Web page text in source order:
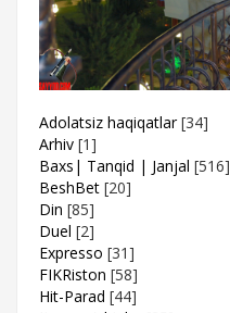
Adolatsiz haqiqatlar [34]
Arhiv [1]
Baxs| Tanqid | Janjal [516]
BeshBet [20]
Din [85]
Duel [2]
Expresso [31]
FIKRiston [58]
Hit-Parad [44]